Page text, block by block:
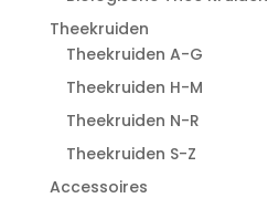
Theekruiden
Theekruiden A-G
Theekruiden H-M
Theekruiden N-R
Theekruiden S-Z
Accessoires